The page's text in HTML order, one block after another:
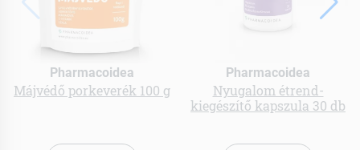
Pharmacoidea
Májvédő porkeverék 100 g
Pharmacoidea
Nyugalom étrend-
kiegészítő kapszula 30 db